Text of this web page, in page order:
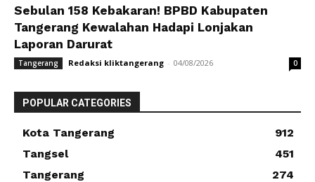
Sebulan 158 Kebakaran! BPBD Kabupaten
Tangerang Kewalahan Hadapi Lonjakan
Laporan Darurat
Tangerang Redaksi kliktangerang - 04/08/2026 0
POPULAR CATEGORIES
Kota Tangerang
912
Tangsel
451
Tangerang
274